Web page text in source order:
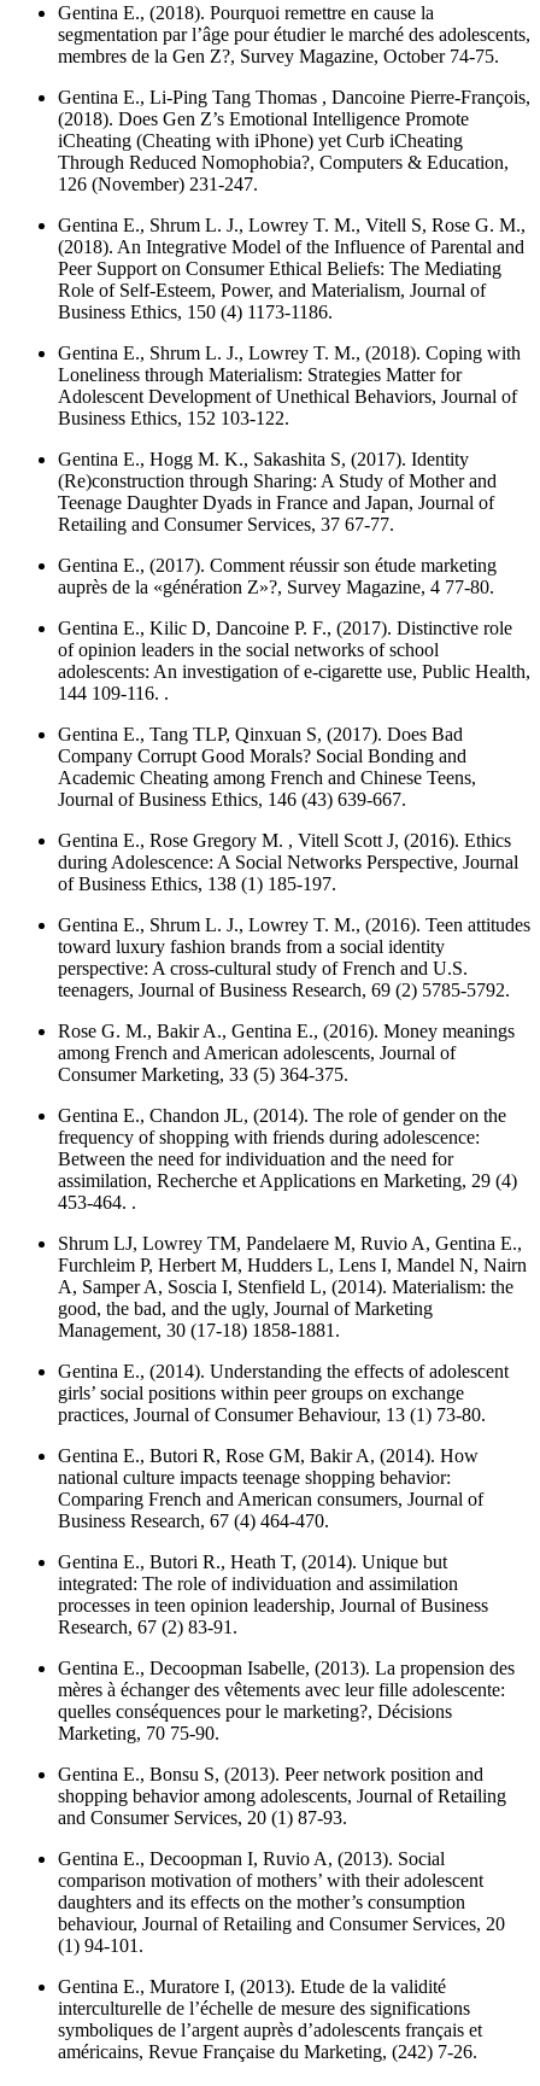
Gentina E., (2018). Pourquoi remettre en cause la
segmentation par l’âge pour étudier le marché des adolescents,
membres de la Gen Z?, Survey Magazine, October 74-75.
Gentina E., Li-Ping Tang Thomas , Dancoine Pierre-François,
(2018). Does Gen Z’s Emotional Intelligence Promote
iCheating (Cheating with iPhone) yet Curb iCheating
Through Reduced Nomophobia?, Computers & Education,
126 (November) 231-247.
Gentina E., Shrum L. J., Lowrey T. M., Vitell S, Rose G. M.,
(2018). An Integrative Model of the Influence of Parental and
Peer Support on Consumer Ethical Beliefs: The Mediating
Role of Self-Esteem, Power, and Materialism, Journal of
Business Ethics, 150 (4) 1173-1186.
Gentina E., Shrum L. J., Lowrey T. M., (2018). Coping with
Loneliness through Materialism: Strategies Matter for
Adolescent Development of Unethical Behaviors, Journal of
Business Ethics, 152 103-122.
Gentina E., Hogg M. K., Sakashita S, (2017). Identity
(Re)construction through Sharing: A Study of Mother and
Teenage Daughter Dyads in France and Japan, Journal of
Retailing and Consumer Services, 37 67-77.
Gentina E., (2017). Comment réussir son étude marketing
auprès de la «génération Z»?, Survey Magazine, 4 77-80.
Gentina E., Kilic D, Dancoine P. F., (2017). Distinctive role
of opinion leaders in the social networks of school
adolescents: An investigation of e-cigarette use, Public Health,
144 109-116. .
Gentina E., Tang TLP, Qinxuan S, (2017). Does Bad
Company Corrupt Good Morals? Social Bonding and
Academic Cheating among French and Chinese Teens,
Journal of Business Ethics, 146 (43) 639-667.
Gentina E., Rose Gregory M. , Vitell Scott J, (2016). Ethics
during Adolescence: A Social Networks Perspective, Journal
of Business Ethics, 138 (1) 185-197.
Gentina E., Shrum L. J., Lowrey T. M., (2016). Teen attitudes
toward luxury fashion brands from a social identity
perspective: A cross-cultural study of French and U.S.
teenagers, Journal of Business Research, 69 (2) 5785-5792.
Rose G. M., Bakir A., Gentina E., (2016). Money meanings
among French and American adolescents, Journal of
Consumer Marketing, 33 (5) 364-375.
Gentina E., Chandon JL, (2014). The role of gender on the
frequency of shopping with friends during adolescence:
Between the need for individuation and the need for
assimilation, Recherche et Applications en Marketing, 29 (4)
453-464. .
Shrum LJ, Lowrey TM, Pandelaere M, Ruvio A, Gentina E.,
Furchleim P, Herbert M, Hudders L, Lens I, Mandel N, Nairn
A, Samper A, Soscia I, Stenfield L, (2014). Materialism: the
good, the bad, and the ugly, Journal of Marketing
Management, 30 (17-18) 1858-1881.
Gentina E., (2014). Understanding the effects of adolescent
girls’ social positions within peer groups on exchange
practices, Journal of Consumer Behaviour, 13 (1) 73-80.
Gentina E., Butori R, Rose GM, Bakir A, (2014). How
national culture impacts teenage shopping behavior:
Comparing French and American consumers, Journal of
Business Research, 67 (4) 464-470.
Gentina E., Butori R., Heath T, (2014). Unique but
integrated: The role of individuation and assimilation
processes in teen opinion leadership, Journal of Business
Research, 67 (2) 83-91.
Gentina E., Decoopman Isabelle, (2013). La propension des
mères à échanger des vêtements avec leur fille adolescente:
quelles conséquences pour le marketing?, Décisions
Marketing, 70 75-90.
Gentina E., Bonsu S, (2013). Peer network position and
shopping behavior among adolescents, Journal of Retailing
and Consumer Services, 20 (1) 87-93.
Gentina E., Decoopman I, Ruvio A, (2013). Social
comparison motivation of mothers’ with their adolescent
daughters and its effects on the mother’s consumption
behaviour, Journal of Retailing and Consumer Services, 20
(1) 94-101.
Gentina E., Muratore I, (2013). Etude de la validité
interculturelle de l’échelle de mesure des significations
symboliques de l’argent auprès d’adolescents français et
américains, Revue Française du Marketing, (242) 7-26.